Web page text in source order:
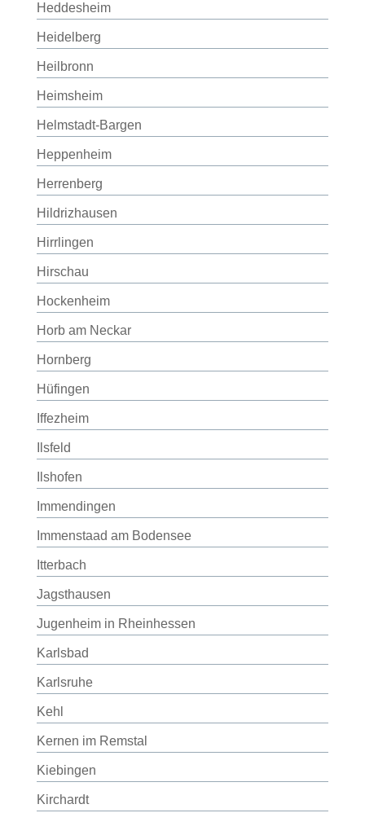
Heddesheim
Heidelberg
Heilbronn
Heimsheim
Helmstadt-Bargen
Heppenheim
Herrenberg
Hildrizhausen
Hirrlingen
Hirschau
Hockenheim
Horb am Neckar
Hornberg
Hüfingen
Iffezheim
Ilsfeld
Ilshofen
Immendingen
Immenstaad am Bodensee
Itterbach
Jagsthausen
Jugenheim in Rheinhessen
Karlsbad
Karlsruhe
Kehl
Kernen im Remstal
Kiebingen
Kirchardt